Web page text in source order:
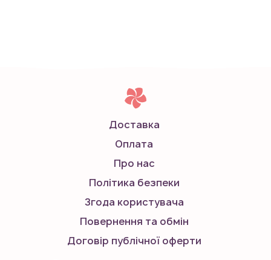
Доставка
Оплата
Про нас
Політика безпеки
Згода користувача
Повернення та обмін
Договір публічної оферти